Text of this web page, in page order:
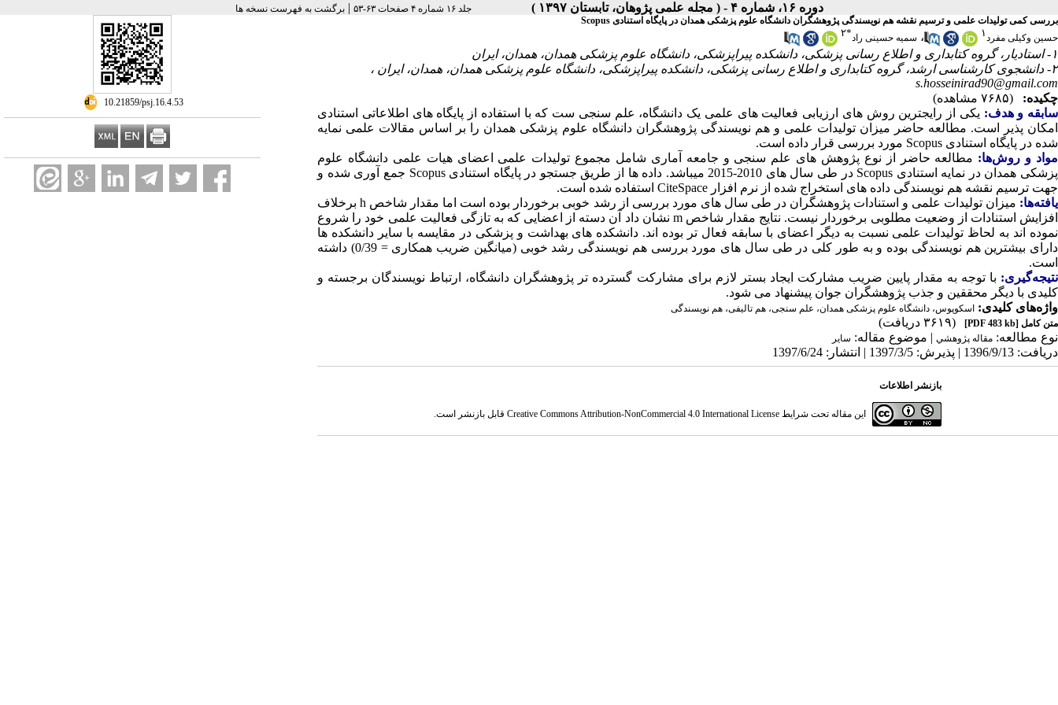
دوره ۱۶، شماره ۴ - ( مجله علمی پژوهان، تابستان ۱۳۹۷ ) جلد ۱۶ شماره ۴ صفحات ۶۳-۵۳ |برگشت به فهرست نسخه ها
‎ 10.21859/psj.16.4.53
بررسی کمی تولیدات علمی و ترسیم نقشه هم نویسندگی پژوهشگران دانشگاه علوم پزشکی همدان در پایگاه استنادی Scopus
حسین وکیلی مفرد۱ ، سمیه حسینی راد*۲
۱- استادیار، گروه کتابداری و اطلاع رسانی پزشکی، دانشکده پیراپزشکی، دانشگاه علوم پزشکی همدان، همدان، ایران
۲- دانشجوی کارشناسی ارشد، گروه کتابداری و اطلاع رسانی پزشکی، دانشکده پیراپزشکی، دانشگاه علوم پزشکی همدان، همدان، ایران ،
s.hosseinirad90@gmail.com
چکیده:
(۷۶۸۵ مشاهده)
سابقه و هدف: یکی از رایج­ترین روش­ های ارزیابی فعالیت­ های علمی یک دانشگاه، علم سنجی ست که با استفاده از پایگاه ­های اطلاعاتی استنادی
امکان پذیر است. مطالعه حاضر میزان تولیدات علمی و هم­ نویسندگی پژوهشگران دانشگاه علوم پزشکی همدان را بر اساس مقالات علمی نمایه
شده در پایگاه استنادی Scopus مورد بررسی قرار داده است.
مواد و روش‌‌ها: مطالعه حاضر از نوع پژوهش­ های علم سنجی و جامعه آماری شامل مجموع تولیدات علمی اعضای هیات علمی دانشگاه علوم
پزشکی همدان در نمایه استنادی Scopus در طی سال های 2010-2015 می­باشد. داده ها از طریق جستجو در پایگاه استنادی Scopus جمع آوری شده و
جهت ترسیم نقشه هم ­نویسندگی داده های استخراج شده از نرم افزار CiteSpace استفاده شده است.
یافته‌ها:
میزان تولیدات علمی و استنادات پژوهشگران در طی سال­ های مورد بررسی از رشد خوبی برخوردار بوده است اما مقدار شاخص h برخلاف
افزایش استنادات از وضعیت مطلوبی برخوردار نیست. نتایج مقدار شاخص m نشان داد آن دسته از اعضایی که به تازگی فعالیت علمی خود را شروع
نموده اند به لحاظ تولیدات علمی نسبت به دیگر اعضای با سابقه فعال­ تر بوده اند. دانشکده ­های بهداشت و پزشکی در مقایسه با سایر دانشکده ها
دارای بیشترین هم ­نویسندگی بوده و به طور کلی در طی سال های مورد بررسی هم ­نویسندگی رشد خوبی (میانگین ضریب همکاری = 0/39) داشته
است.
نتیجه‌گیری: با توجه به مقدار پایین ضریب مشارکت ایجاد بستر لازم برای مشارکت گسترده ­تر پژوهشگران دانشگاه، ارتباط نویسندگان برجسته و
کلیدی با دیگر محققین و جذب پژوهشگران جوان پیشنهاد می­ شود.
واژه‌های کلیدی: اسکوپوس، دانشگاه علوم پزشکی همدان، علم سنجی، هم تالیفی، هم نویسندگی
متن کامل [PDF 483 kb]
(۳۶۱۹ دریافت)
نوع مطالعه: مقاله پژوهشي | موضوع مقاله: سایر
دریافت: 1396/9/13 | پذیرش: 1397/3/5 | انتشار: 1397/6/24
بازنشر اطلاعات
این مقاله تحت شرایط Creative Commons Attribution-NonCommercial 4.0 International Licenseقابل بازنشر است.